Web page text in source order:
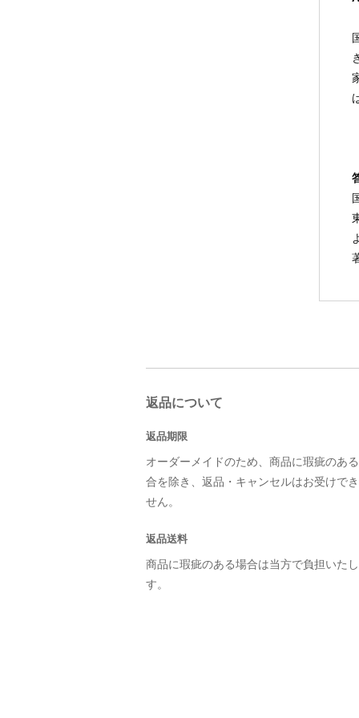
返品について
返品期限
オーダーメイドのため、商品に瑕疵のあ
合を除き、返品・キャンセルはお受けで
せん。
返品送料
商品に瑕疵のある場合は当方で負担いた
す。